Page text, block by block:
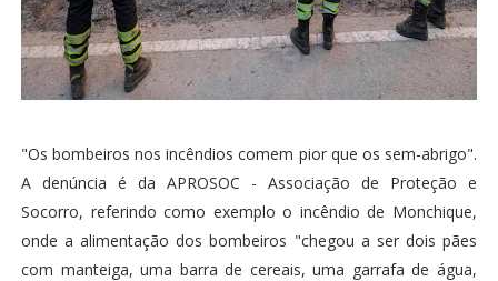
"Os bombeiros nos incêndios comem pior que os sem-abrigo".
A denúncia é da APROSOC - Associação de Proteção e
Socorro, referindo como exemplo o incêndio de Monchique,
onde a alimentação dos bombeiros "chegou a ser dois pães
com manteiga, uma barra de cereais, uma garrafa de água,